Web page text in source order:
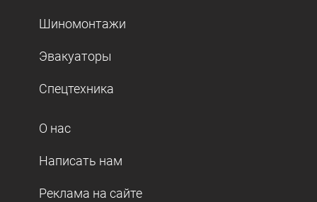
Шиномонтажи
Эвакуаторы
Спецтехника
О нас
Написать нам
Реклама на сайте